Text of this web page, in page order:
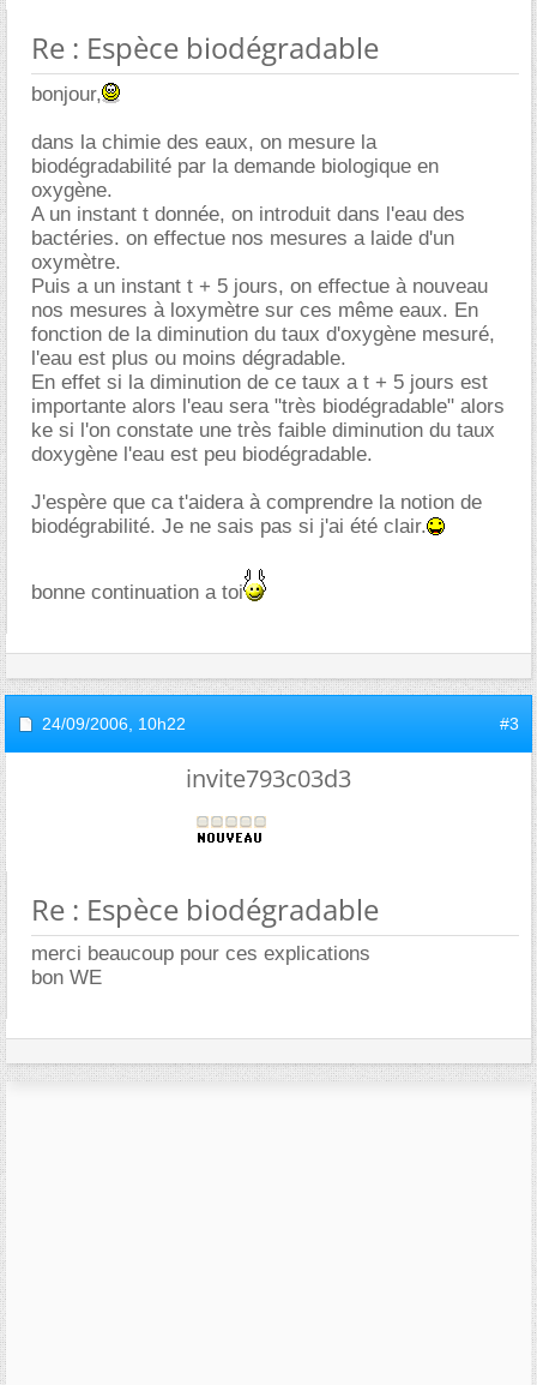
Re : Espèce biodégradable
bonjour,
dans la chimie des eaux, on mesure la
biodégradabilité par la demande biologique en
oxygène.
A un instant t donnée, on introduit dans l'eau des
bactéries. on effectue nos mesures a laide d'un
oxymètre.
Puis a un instant t + 5 jours, on effectue à nouveau
nos mesures à loxymètre sur ces même eaux. En
fonction de la diminution du taux d'oxygène mesuré,
l'eau est plus ou moins dégradable.
En effet si la diminution de ce taux a t + 5 jours est
importante alors l'eau sera "très biodégradable" alors
ke si l'on constate une très faible diminution du taux
doxygène l'eau est peu biodégradable.
J'espère que ca t'aidera à comprendre la notion de
biodégrabilité. Je ne sais pas si j'ai été clair.
bonne continuation a toi
24/09/2006, 10h22 #3
invite793c03d3
Re : Espèce biodégradable
merci beaucoup pour ces explications
bon WE